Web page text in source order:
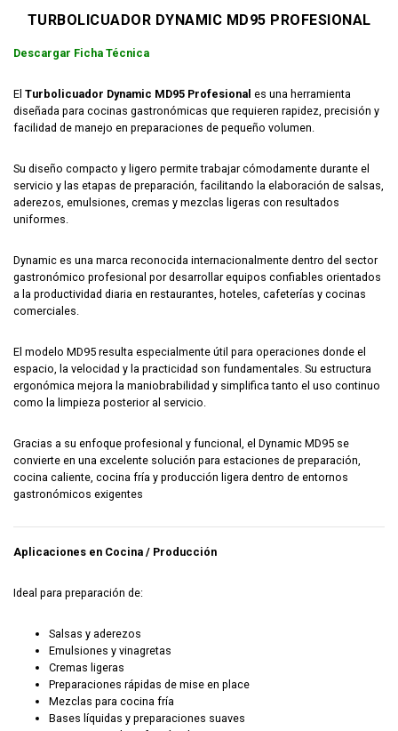
TURBOLICUADOR DYNAMIC MD95 PROFESIONAL
Descargar Ficha Técnica
El Turbolicuador Dynamic MD95 Profesional es una herramienta
diseñada para cocinas gastronómicas que requieren rapidez, precisión y
facilidad de manejo en preparaciones de pequeño volumen.
Su diseño compacto y ligero permite trabajar cómodamente durante el
servicio y las etapas de preparación, facilitando la elaboración de salsas,
aderezos, emulsiones, cremas y mezclas ligeras con resultados
uniformes.
Dynamic es una marca reconocida internacionalmente dentro del sector
gastronómico profesional por desarrollar equipos confiables orientados
a la productividad diaria en restaurantes, hoteles, cafeterías y cocinas
comerciales.
El modelo MD95 resulta especialmente útil para operaciones donde el
espacio, la velocidad y la practicidad son fundamentales. Su estructura
ergonómica mejora la maniobrabilidad y simplifica tanto el uso continuo
como la limpieza posterior al servicio.
Gracias a su enfoque profesional y funcional, el Dynamic MD95 se
convierte en una excelente solución para estaciones de preparación,
cocina caliente, cocina fría y producción ligera dentro de entornos
gastronómicos exigentes
Aplicaciones en Cocina / Producción
Ideal para preparación de:
Salsas y aderezos
Emulsiones y vinagretas
Cremas ligeras
Preparaciones rápidas de mise en place
Mezclas para cocina fría
Bases líquidas y preparaciones suaves